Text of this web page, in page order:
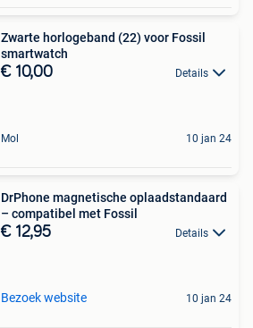
Zwarte horlogeband (22) voor Fossil
smartwatch
€ 10,00 Details
Mol 10 jan 24
DrPhone magnetische oplaadstandaard
– compatibel met Fossil
€ 12,95 Details
Bezoek website 10 jan 24